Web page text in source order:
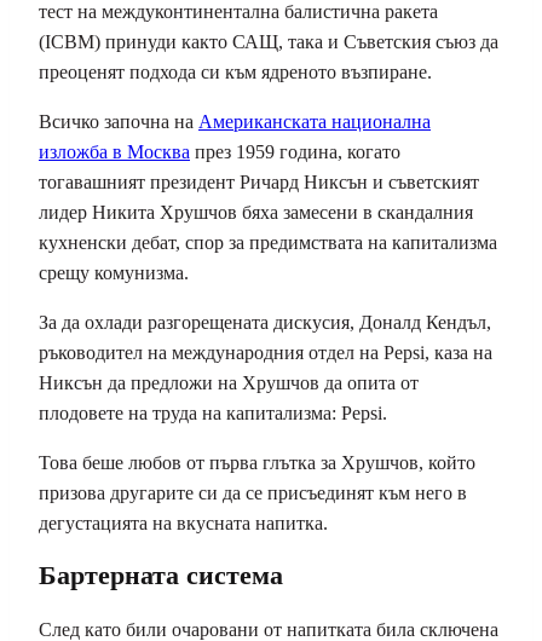
тест на междуконтинентална балистична ракета
(ICBM) принуди както САЩ, така и Съветския съюз да
преоценят подхода си към ядреното възпиране.
Всичко започна на Американската национална
изложба в Москва през 1959 година, когато
тогавашният президент Ричард Никсън и съветският
лидер Никита Хрушчов бяха замесени в скандалния
кухненски дебат, спор за предимствата на капитализма
срещу комунизма.
За да охлади разгорещената дискусия, Доналд Кендъл,
ръководител на международния отдел на Pepsi, каза на
Никсън да предложи на Хрушчов да опита от
плодовете на труда на капитализма: Pepsi.
Това беше любов от първа глътка за Хрушчов, който
призова другарите си да се присъединят към него в
дегустацията на вкусната напитка.
Бартерната система
След като били очаровани от напитката била сключена